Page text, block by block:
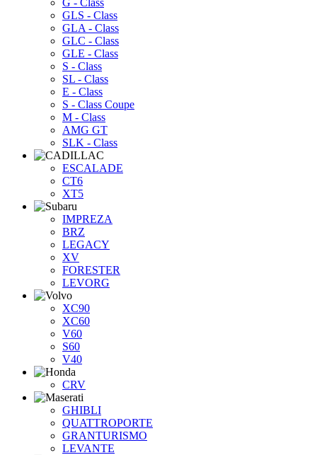
G - Class
GLS - Class
GLA - Class
GLC - Class
GLE - Class
S - Class
SL - Class
E - Class
S - Class Coupe
M - Class
AMG GT
SLK - Class
ESCALADE
CT6
XT5
IMPREZA
BRZ
LEGACY
XV
FORESTER
LEVORG
XC90
XC60
V60
S60
V40
CRV
GHIBLI
QUATTROPORTE
GRANTURISMO
LEVANTE